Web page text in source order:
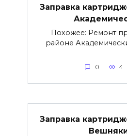
Заправка
Похожее: Ремонт
районе
0 4
Заправка